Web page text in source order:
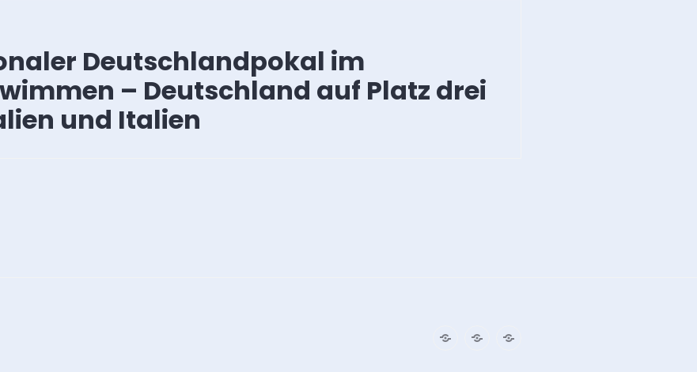
Deutschlandpokal im
– Deutschland auf Platz drei
und Italien
ImpressumDatenschutz
Kontakt